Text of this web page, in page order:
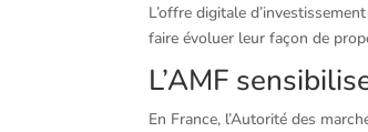
L’offre digitale
faire évoluer leur façon de
L’AMF
En France, l’Autorité des